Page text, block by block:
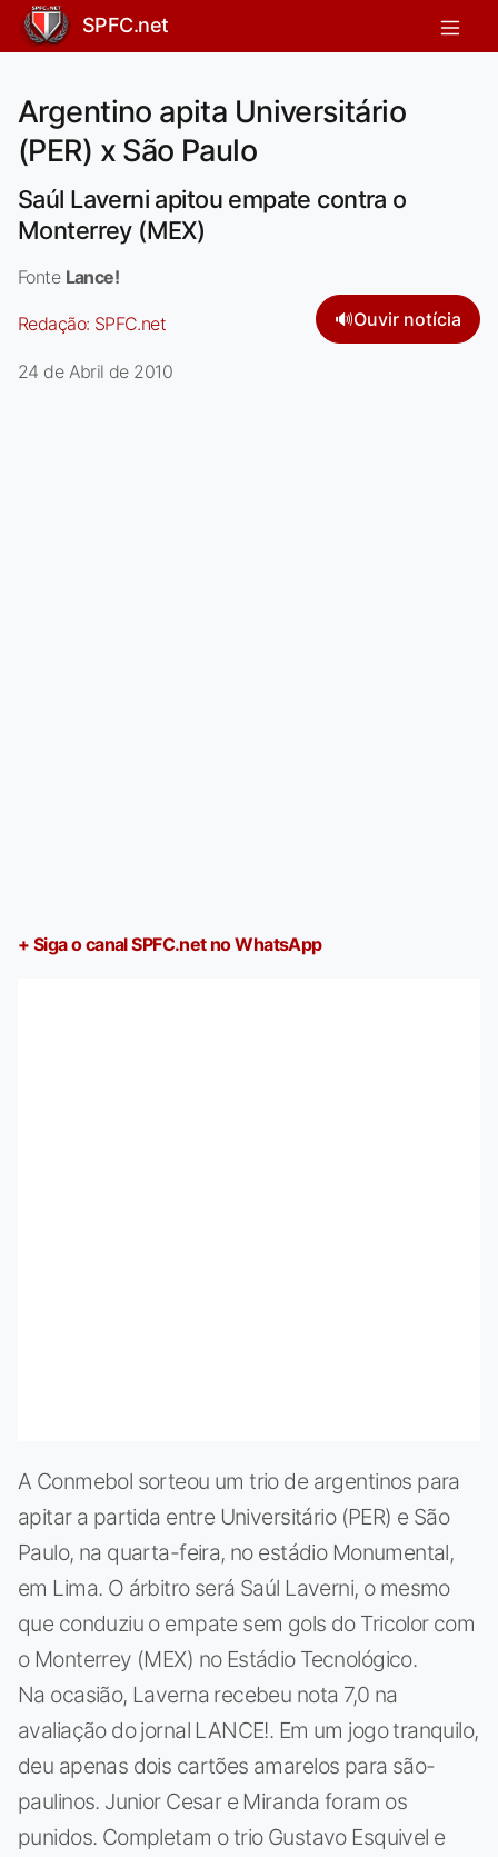
SPFC.net
Argentino apita Universitário
(PER) x São Paulo
Saúl Laverni apitou empate contra o
Monterrey (MEX)
Fonte Lance!
Redação: SPFC.net 🔊Ouvir notícia
24 de Abril de 2010
+ Siga o canal SPFC.net no WhatsApp
A Conmebol sorteou um trio de argentinos para
apitar a partida entre Universitário (PER) e São
Paulo, na quarta-feira, no estádio Monumental,
em Lima. O árbitro será Saúl Laverni, o mesmo
que conduziu o empate sem gols do Tricolor com
o Monterrey (MEX) no Estádio Tecnológico.
Na ocasião, Laverna recebeu nota 7,0 na
avaliação do jornal LANCE!. Em um jogo tranquilo,
deu apenas dois cartões amarelos para são-
paulinos. Junior Cesar e Miranda foram os
punidos. Completam o trio Gustavo Esquivel e